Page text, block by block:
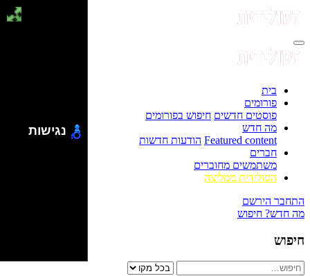
בית
פורומים
פוסטים חדשים חיפוש בפורומים
מה חדש
Featured content הודעות חדשות
חברים
משתמשים מחוברים
הסולידית ממליצה
התחבר הירשם
מה חדש? חיפוש
חיפוש
נגישות